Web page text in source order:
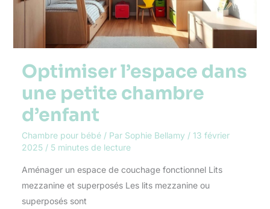
Optimiser l’espace dans
une petite chambre
d’enfant
Chambre pour bébé/ Par Sophie Bellamy / 13 février
2025 / 5 minutes de lecture
Aménager un espace de couchage fonctionnel Lits
mezzanine et superposés Les lits mezzanine ou
superposés sont